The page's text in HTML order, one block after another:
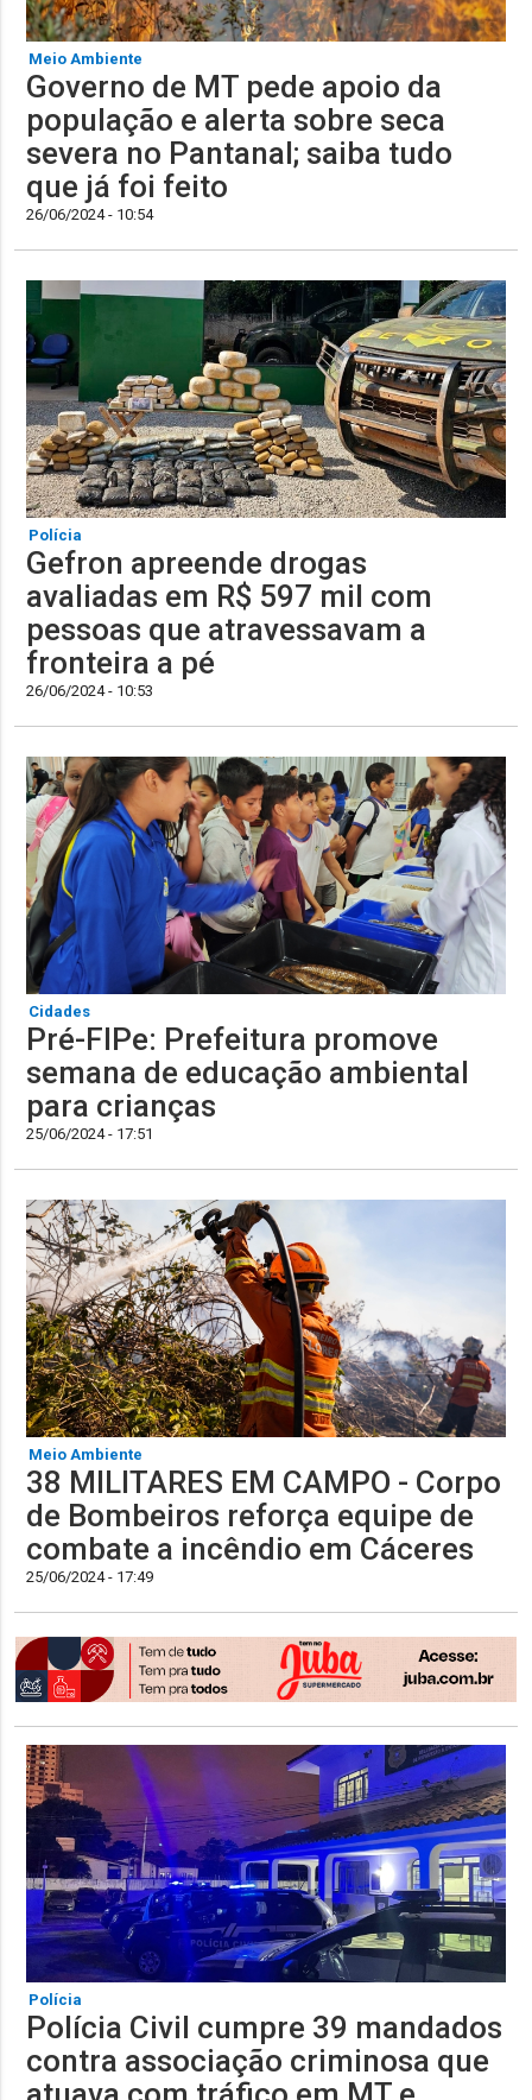
Meio Ambiente
Governo de MT pede apoio da
população e alerta sobre seca
severa no Pantanal; saiba tudo
que já foi feito
26/06/2024 - 10:54
Polícia
Gefron apreende drogas
avaliadas em R$ 597 mil com
pessoas que atravessavam a
fronteira a pé
26/06/2024 - 10:53
Cidades
Pré-FIPe: Prefeitura promove
semana de educação ambiental
para crianças
25/06/2024 - 17:51
Meio Ambiente
38 MILITARES EM CAMPO - Corpo
de Bombeiros reforça equipe de
combate a incêndio em Cáceres
25/06/2024 - 17:49
Polícia
Polícia Civil cumpre 39 mandados
contra associação criminosa que